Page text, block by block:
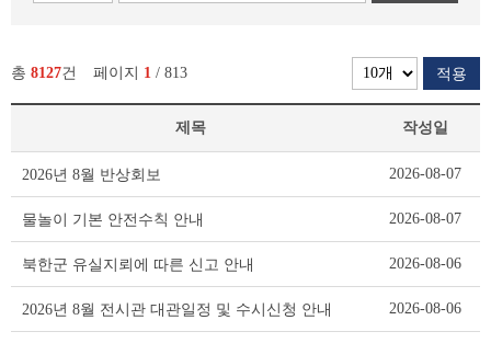
총 8127건 페이지 1 / 813 적용
리
트
이
제목 작성일
2026년 8월 반상회보 2026-08-07
물놀이 기본 안전수칙 안내 2026-08-07
북한군 유실지뢰에 따른 신고 안내 2026-08-06
2026년 8월 전시관 대관일정 및 수시신청 안내 2026-08-06